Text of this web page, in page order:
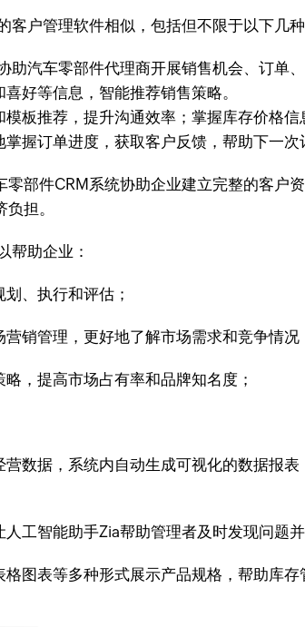
客户管理软件相似，包括但不限于以下几种
助汽车零部件代理商开展销售机会、订单
好等信息，智能推荐销售策略。
板推荐，提升沟通效率；掌握库存价格信
握订单进度，获取客户反馈，帮助下一次
零部件CRM系统协助企业建立完整的客户
担。
帮助企业：
、执行和评估；
销管理，更好地了解市场需求和竞争情况
，提高市场占有率和品牌知名度；
数据，系统内自动生成可视化的数据报
工智能助手Zia帮助管理者及时发现问题并
图表等多种形式展示产品规格，帮助库存